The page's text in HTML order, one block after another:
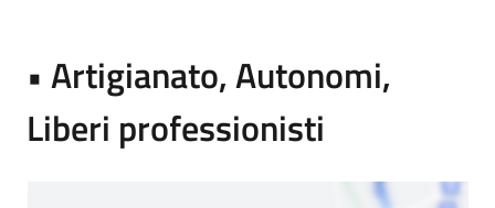
• Artigianato, Autonomi,
Liberi professionisti